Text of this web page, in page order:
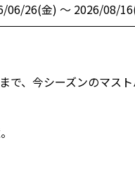
06/26(金) 〜 2026/08/
、今シーズンのマス